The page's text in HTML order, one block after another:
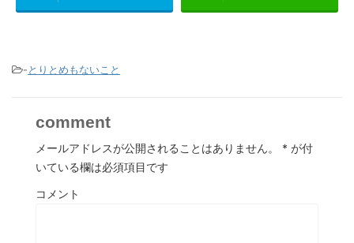
-とりとめもないこと
comment
メールアドレスが公開されることはありません。 * が付
いている欄は必須項目です
コメント